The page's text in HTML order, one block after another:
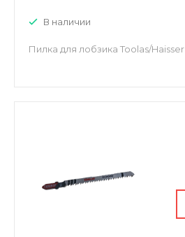
В наличии
Пилка для лобзика Toolas/Haisser